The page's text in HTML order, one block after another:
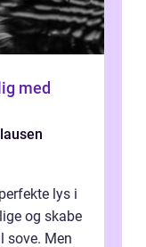
med
lys i
og skabe
sove. Men